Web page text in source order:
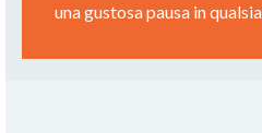
una gustosa pausa in